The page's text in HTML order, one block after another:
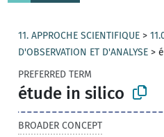
11. APPROCHE SCIENTIFIQUE >
D'OBSERVATION ET D'ANALYSE >
PREFERRED TERM
étude in silico
BROADER CONCEPT